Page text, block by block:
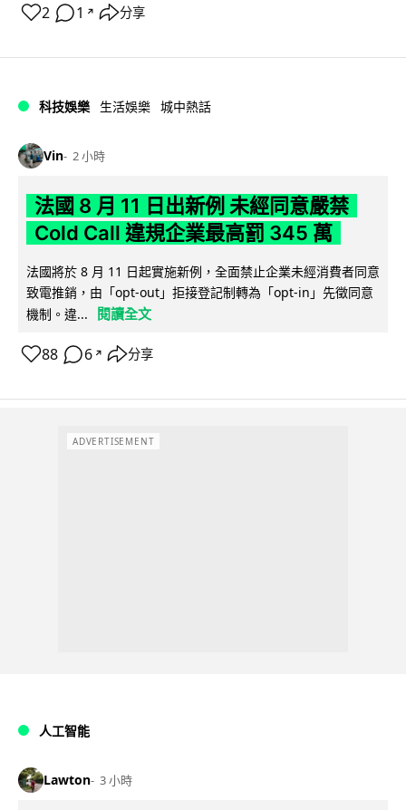
2 1 ↗ 分享
科技娛樂 生活娛樂 城中熱話
Vin 2 小時
法國 8 月 11 日出新例 未經同意嚴禁
Cold Call 違規企業最高罰 345 萬
法國將於 8 月 11 日起實施新例，全面禁止企業未經消費者同意
致電推銷，由「opt-out」拒接登記制轉為「opt-in」先徵同意
機制。違...
閱讀全文
88 6 ↗ 分享
ADVERTISEMENT
人工智能
Lawton 3 小時